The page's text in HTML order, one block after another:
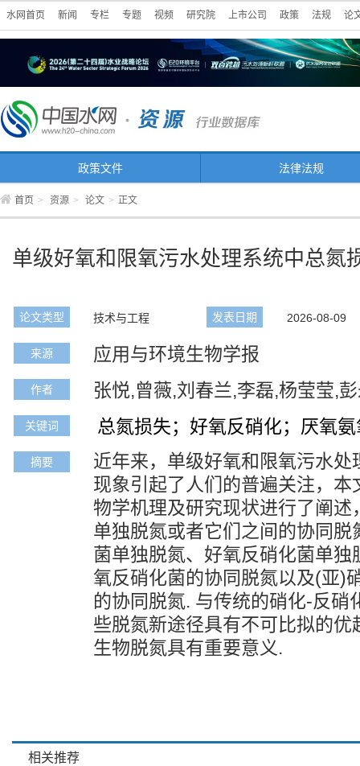
水网首页 新闻 专栏 专题 视频 研究院 上市公司 政策 法规 论
政策文件 法律法规
首页 > 资源 > 论文 > 正文
单级好氧和限氧污水处理系统中总氮
论文类型 技术与工程 发表日期 2026-08-09
来源 应用与环境生物学报
作者 张悦,曾薇,刘春兰,李磊,杨莹莹,
关键词 总氮损失；好氧反硝化；厌氧
摘要
近年来，单级好氧和限氧污水处
现象引起了人们的普遍关注，本
物学机理及研究现状进行了阐述
单独脱氮或者它们之间的协同
菌单独脱氮、好氧反硝化菌单
氧反硝化菌的协同脱氮以及(亚)
的协同脱氮. 与传统的硝化-反硝
些脱氮新途径具有不可比拟的优
生物脱氮具有重要意义.
相关推荐